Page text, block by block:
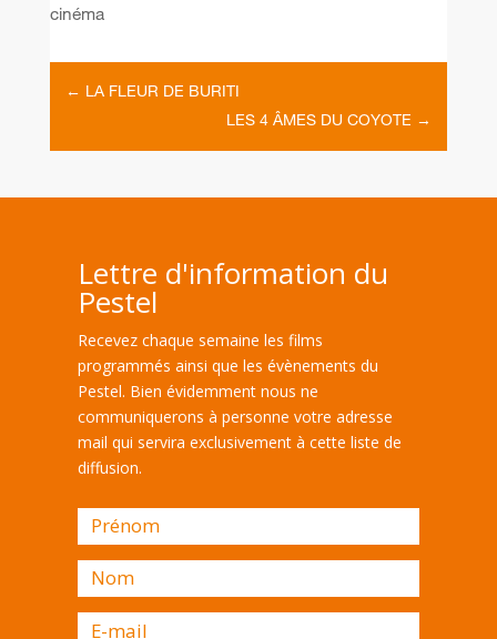
cinéma
← LA FLEUR DE BURITI
LES 4 ÂMES DU COYOTE →
Lettre d'information du
Pestel
Recevez chaque semaine les films
programmés ainsi que les évènements du
Pestel. Bien évidemment nous ne
communiquerons à personne votre adresse
mail qui servira exclusivement à cette liste de
diffusion.